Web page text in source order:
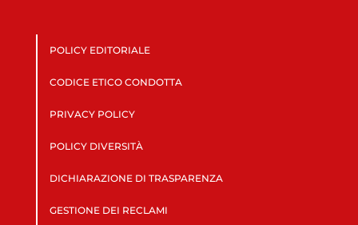
POLICY EDITORIALE
CODICE ETICO CONDOTTA
PRIVACY POLICY
POLICY DIVERSITÀ
DICHIARAZIONE DI TRASPARENZA
GESTIONE DEI RECLAMI